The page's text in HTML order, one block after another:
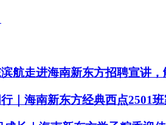
航走进海南新东方招聘宣讲
｜海南新东方经典西点2501